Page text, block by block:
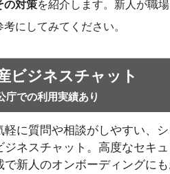
の対策を紹介します。新人が職
にしてみてください。
ビジネスチャット
庁での利用実績あり
軽に質問や相談がしやすい、
ジネスチャット。高度なセキ
で新人のオンボーディングに